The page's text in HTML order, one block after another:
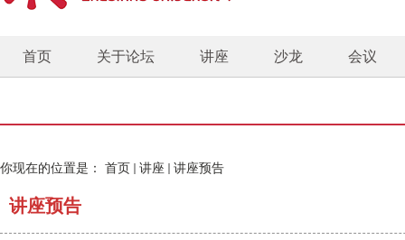
首页 关于论坛 讲座 沙龙 会议
你现在的位置是： 首页 讲座 讲座预告
讲座预告